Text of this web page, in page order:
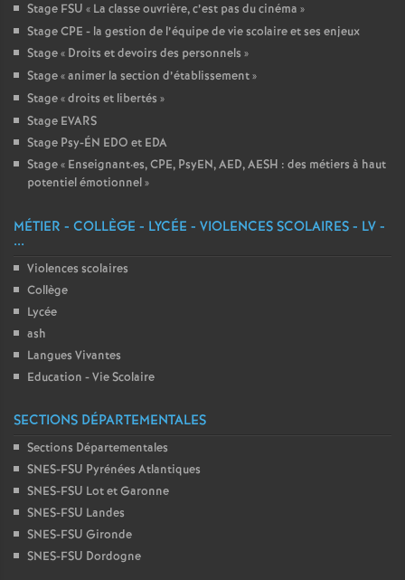
Stage FSU « La classe ouvrière, c’est pas du cinéma »
Stage CPE - la gestion de l’équipe de vie scolaire et ses enjeux
Stage « Droits et devoirs des personnels »
Stage «animer la section d’établissement»
Stage «droits et libertés »
Stage EVARS
Stage Psy-ÉN EDO et EDA
Stage « Enseignant·es, CPE, PsyEN, AED, AESH : des métiers à haut
potentiel émotionnel»
MÉTIER - COLLÈGE - LYCÉE - VIOLENCES SCOLAIRES - LV -
...
Violences scolaires
Collège
Lycée
ash
Langues Vivantes
Education - Vie Scolaire
SECTIONS DÉPARTEMENTALES
Sections Départementales
SNES-FSU Pyrénées Atlantiques
SNES-FSU Lot et Garonne
SNES-FSU Landes
SNES-FSU Gironde
SNES-FSU Dordogne